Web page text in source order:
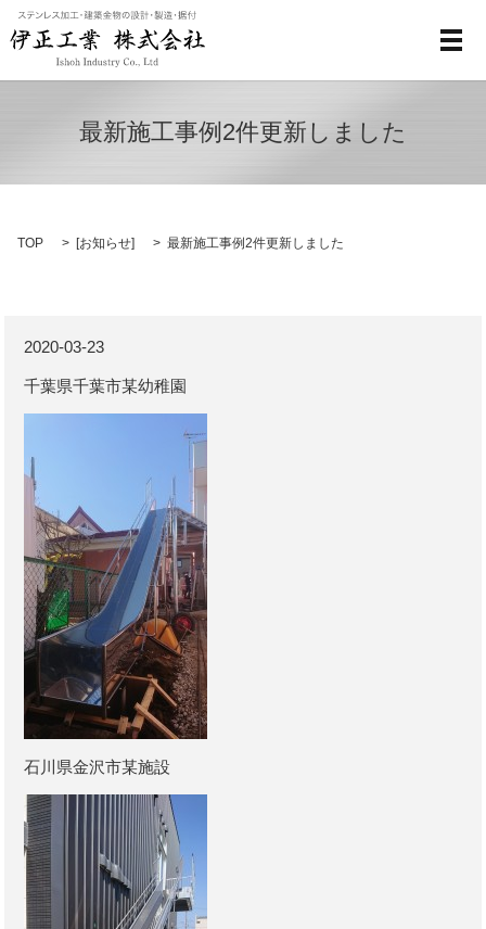
メ
最新施工事例2件更新しました
TOP [お知らせ] 最新施工事例2件更新しました
2020-03-23
千葉県千葉市某幼稚園
石川県金沢市某施設